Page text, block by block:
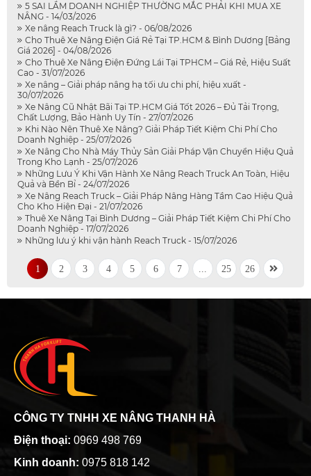
5 SAI LẦM DOANH NGHIỆP THƯỜNG MẮC PHẢI KHI MUA XE
NÂNG - 14/03/2026
Xe nâng Reach Truck là gì? - 06/08/2026
Cho Thuê Xe Nâng Điện Giá Rẻ Tại TP.HCM & Bình Dương [Bảng
Giá 2026] - 04/08/2026
Cho Thuê Xe Nâng Điện Đứng Lái Tại TPHCM – Giá Rẻ, Hiệu Suất
Cao - 31/07/2026
Xe nâng – Giải pháp nâng hạ tối ưu chi phí, hiệu xuất -
30/07/2026
Xe Nâng Cũ Nhật Bãi Tại TP.HCM Giá Tốt 2026 – Đủ Tải Trọng,
Chất Lượng, Bảo Hành Uy Tín - 27/07/2026
Khi Nào Nên Thuê Xe Nâng? Giải Pháp Tiết Kiệm Chi Phí Cho
Doanh Nghiệp - 25/07/2026
Xe Nâng Cho Nhà Máy Thủy Sản Giải Pháp Vận Chuyển Hiệu Quả
Trong Kho Lạnh - 25/07/2026
Những Lưu Ý Khi Vận Hành Xe Nâng Reach Truck An Toàn, Hiệu
Quả và Bền Bỉ - 24/07/2026
Xe Nâng Reach Truck – Giải Pháp Nâng Hàng Tầm Cao Hiệu Quả
Cho Kho Hiện Đại - 21/07/2026
Thuê Xe Nâng Tại Bình Dương – Giải Pháp Tiết Kiệm Chi Phí Cho
Doanh Nghiệp - 17/07/2026
Những lưu ý khi vận hành Reach Truck - 15/07/2026
1 2 3 4 5 6 7 25 26
CÔNG TY TNHH XE NÂNG THANH HÀ
Điện thoại: 0969 498 769
Kinh doanh: 0975 818 142